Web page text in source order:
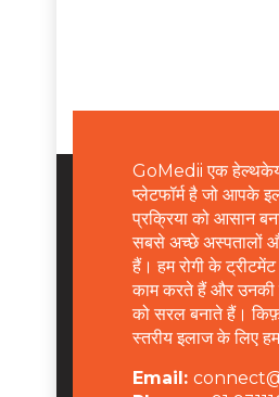
GoMedii एक
प्लेटफॉर्म है जो आपके
प्रक्रिया को आसान
सबसे अच्छे अस्पतालों
हैं। हम रोगी के
काम करते हैं और उनकी
को सरल बनाते हैं।
स्तरीय इलाज के लिए
Email: